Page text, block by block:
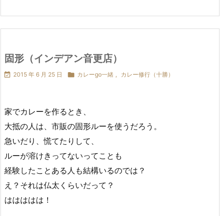
固形（インデアン音更店）
 2015 年 6 月 25 日  カレーgo一緒 , カレー修行（十勝）
家でカレーを作るとき、
大抵の人は、市販の固形ルーを使うだろう。
急いだり、慌てたりして、
ルーが溶けきってないってことも
経験したことある人も結構いるのでは？
え？それは仏太くらいだって？
ははははは！